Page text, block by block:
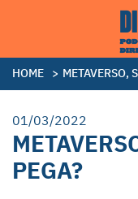
HOME > METAVERSO,
01/03/2022
PEGA?